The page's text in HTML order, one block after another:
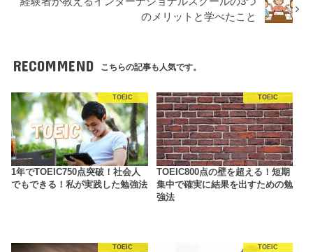
のメリットと学べたこと
RECOMMEND こちらの記事も人気です。
TOEIC
1年でTOEIC750点突破！社会人
でもできる！私が実践した勉強法
TOEIC
TOEIC800点の壁を超える！短期
集中で確実に結果を出すための勉
強法
TOEIC TOEIC